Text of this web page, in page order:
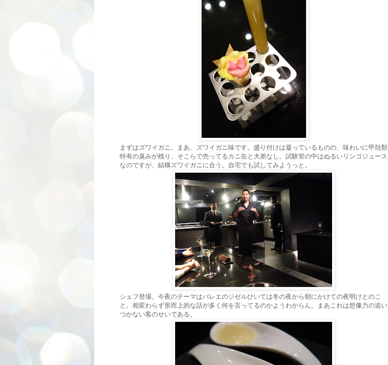
まずはズワイガニ。まあ、ズワイガニ味です。盛り付けは凝っているものの、味わいに甲殻類
特有の臭みが残り、そこらで売ってるカニ缶と大差なし。試験管の中はぬるいリンゴジュース
なのですが、結構ズワイガニに合う。自宅でも試してみようっと。
シェフ登場。今夜のテーマはバレエのジゼルひいては冬の夜から朝にかけての夜明けとのこ
と。相変わらず形而上的な話が多く何を言ってるのかようわからん。まあこれは想像力の追い
つかない客のせいである。